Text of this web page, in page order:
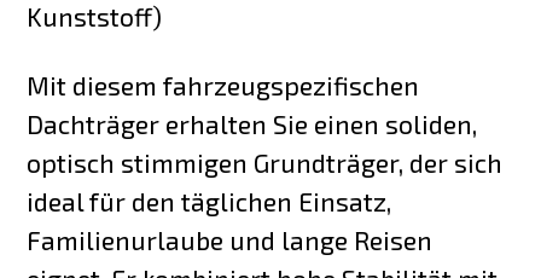
Kunststoff)
Mit diesem fahrzeugspezifischen
Dachträger erhalten Sie einen soliden,
optisch stimmigen Grundträger, der sich
ideal für den täglichen Einsatz,
Familienurlaube und lange Reisen